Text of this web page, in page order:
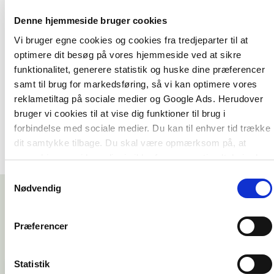
Denne hjemmeside bruger cookies
Vi bruger egne cookies og cookies fra tredjeparter til at
optimere dit besøg på vores hjemmeside ved at sikre
funktionalitet, generere statistik og huske dine præferencer
samt til brug for markedsføring, så vi kan optimere vores
reklametiltag på sociale medier og Google Ads. Herudover
bruger vi cookies til at vise dig funktioner til brug i
forbindelse med sociale medier. Du kan til enhver tid trække
dit samtykke tilbage. Du skal være opmærksom på, at
vores hjemmeside muligvis ikke fungerer optimalt, hvis du
Nødvendig
Præferencer
Statistik
individuelle psykologiske faktorer kan have
til sidst brikkerne igen med bud på fælles
behandlingsprincipper og ikke mindst nye
samfundsnormer, som sætter retningen for en
fremtid, hvor vi alle hænger bedre sammen.